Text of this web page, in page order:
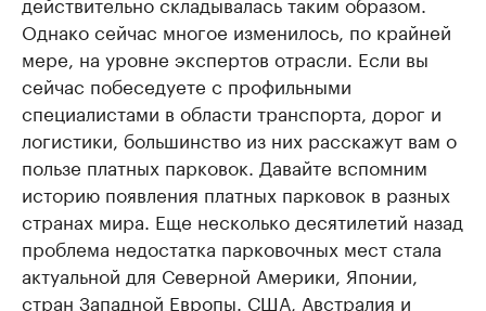
Однако сейчас многое изменилось, по крайней
мере, на уровне экспертов отрасли. Если вы
сейчас побеседуете с профильными
специалистами в области транспорта, дорог и
логистики, большинство из них расскажут вам о
пользе платных парковок. Давайте вспомним
историю появления платных парковок в разных
странах мира. Еще несколько десятилетий назад
проблема недостатка парковочных мест стала
актуальной для Северной Америки, Японии,
стран Западной Европы. США, Австралия и